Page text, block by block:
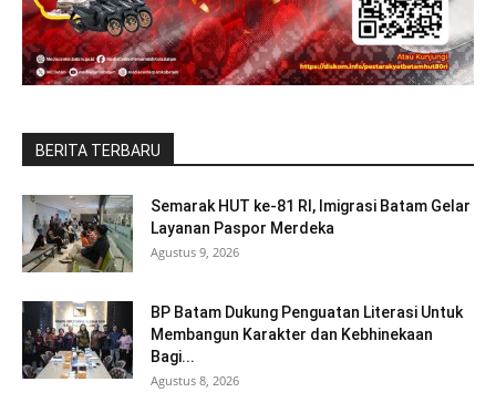
BERITA TERBARU
Semarak HUT ke-81 RI, Imigrasi Batam Gelar
Layanan Paspor Merdeka
Agustus 9, 2026
BP Batam Dukung Penguatan Literasi Untuk
Membangun Karakter dan Kebhinekaan
Bagi...
Agustus 8, 2026